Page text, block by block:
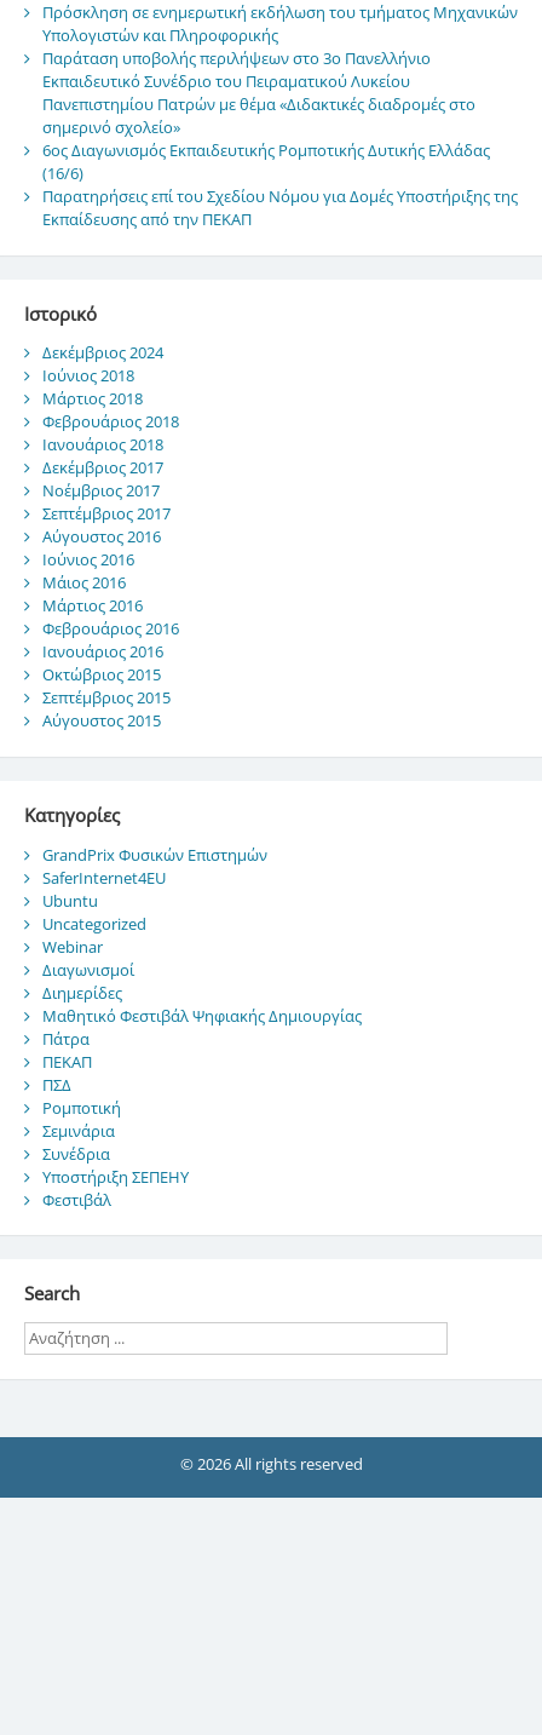
Πρόσκληση σε ενημερωτική εκδήλωση του τμήματος Μηχανικών
Υπολογιστών και Πληροφορικής
Παράταση υποβολής περιλήψεων στο 3ο Πανελλήνιο
Εκπαιδευτικό Συνέδριο του Πειραματικού Λυκείου
Πανεπιστημίου Πατρών με θέμα «Διδακτικές διαδρομές στο
σημερινό σχολείο»
6ος Διαγωνισμός Εκπαιδευτικής Ρομποτικής Δυτικής Ελλάδας
(16/6)
Παρατηρήσεις επί του Σχεδίου Νόμου για Δομές Υποστήριξης της
Εκπαίδευσης από την ΠΕΚΑΠ
Ιστορικό
Δεκέμβριος 2024
Ιούνιος 2018
Μάρτιος 2018
Φεβρουάριος 2018
Ιανουάριος 2018
Δεκέμβριος 2017
Νοέμβριος 2017
Σεπτέμβριος 2017
Αύγουστος 2016
Ιούνιος 2016
Μάιος 2016
Μάρτιος 2016
Φεβρουάριος 2016
Ιανουάριος 2016
Οκτώβριος 2015
Σεπτέμβριος 2015
Αύγουστος 2015
Kατηγορίες
GrandPrix Φυσικών Επιστημών
SaferInternet4EU
Ubuntu
Uncategorized
Webinar
Διαγωνισμοί
Διημερίδες
Μαθητικό Φεστιβάλ Ψηφιακής Δημιουργίας
Πάτρα
ΠΕΚΑΠ
ΠΣΔ
Ρομποτική
Σεμινάρια
Συνέδρια
Υποστήριξη ΣΕΠΕΗΥ
Φεστιβάλ
Search
© 2026 All rights reserved